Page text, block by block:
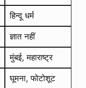
हिन्दू धर्म
ज्ञात नहीं
मुंबई, महाराष्ट्र
घूमना, फोटोशूट